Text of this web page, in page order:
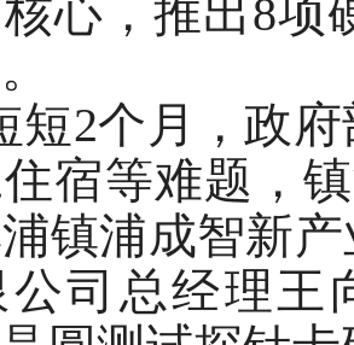
心，推出8项
2个月，政府
宿等难题，
镇浦成智新
司总经理王